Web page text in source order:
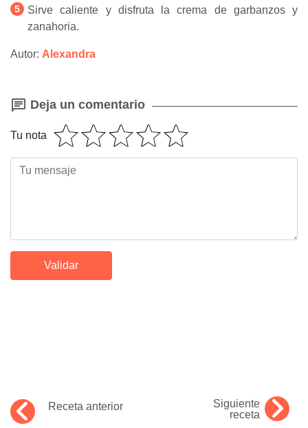
Sirve caliente y disfruta la crema de garbanzos y
zanahoria.
Autor: Alexandra
Deja un comentario
Tu nota
Receta anterior
Siguiente
receta